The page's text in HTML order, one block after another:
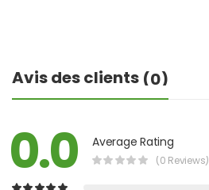
Avis des clients (0)
0.0 Average Rating
(0 Reviews)